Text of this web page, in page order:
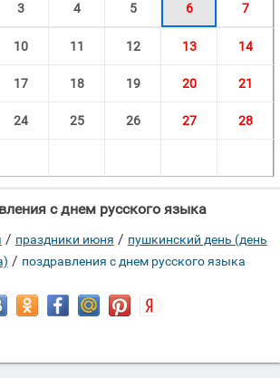
3 4 5 6 7
10 11 12 13 14
17 18 19 20 21
24 25 26 27 28
с днем русского языка
/ праздники июня / пушкинский день (день
/ поздравления с днем русского языка